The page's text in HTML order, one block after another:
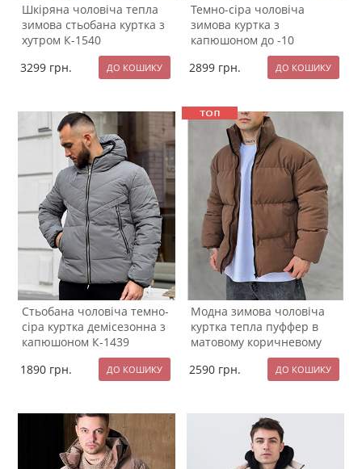
Шкіряна чоловіча тепла
зимова стьобана куртка з
хутром К-1540
3299 грн.
Темно-сіра чоловіча
зимова куртка з
капюшоном до -10
градусів К-1524
2899 грн.
Стьобана чоловіча темно-
сіра куртка демісезонна з
капюшоном К-1439
1890 грн.
Модна зимова чоловіча
куртка тепла пуффер в
матовому коричневому
кольорі К-1401
2590 грн.